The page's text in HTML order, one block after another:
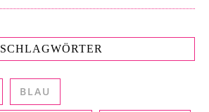
SCHLAGWÖRTER
BLAU